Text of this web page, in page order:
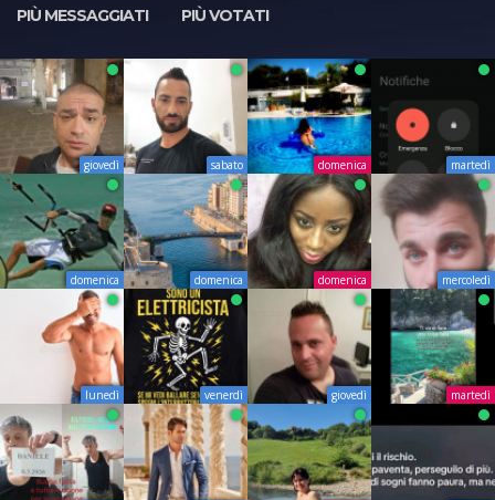
PIÙ MESSAGGIATI
PIÙ VOTATI
giovedì sabato domenica martedì
domenica domenica domenica mercoledì
lunedì venerdì giovedì martedì